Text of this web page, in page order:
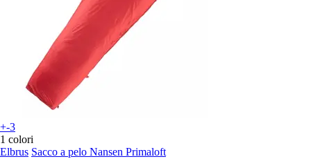
+-3
1 colori
Elbrus Sacco a pelo Nansen Primaloft